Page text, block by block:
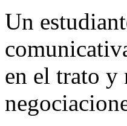
Un
en el trato y